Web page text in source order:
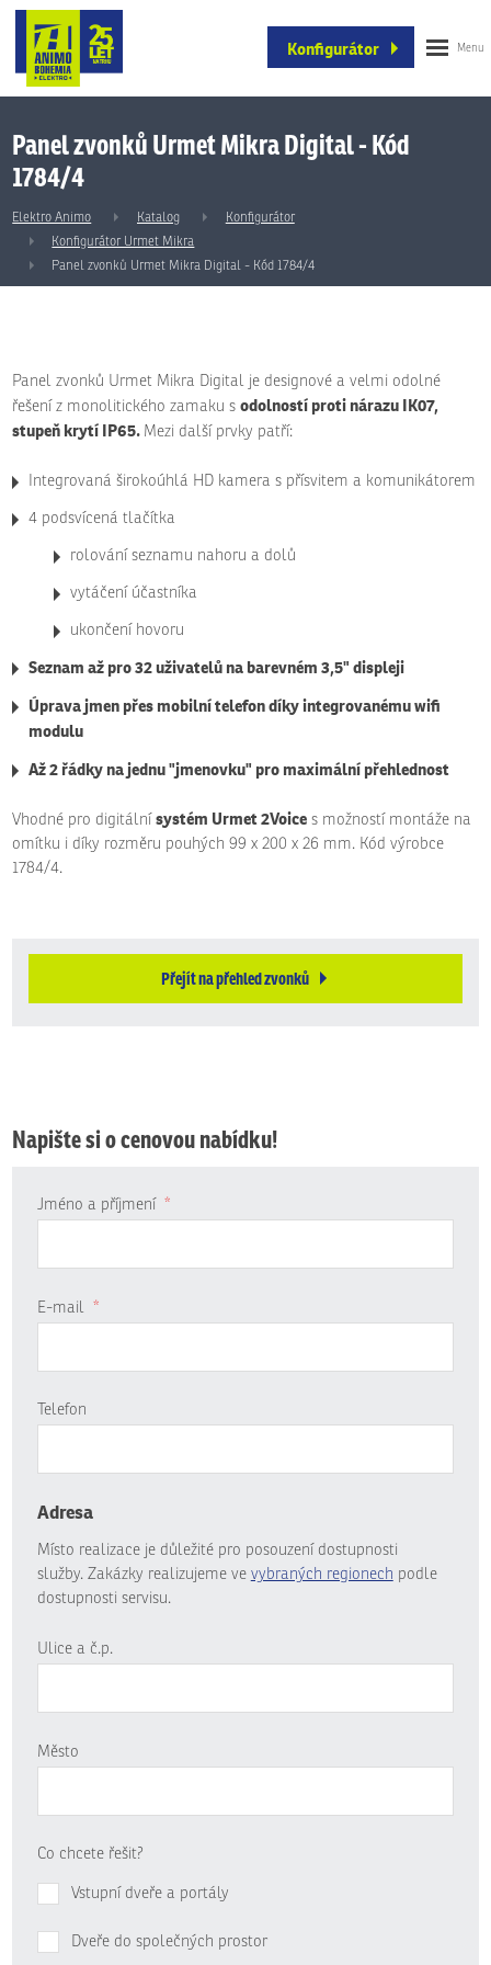
Konfigurátor
Panel zvonků Urmet Mikra Digital - Kód
1784/4
Elektro Animo Katalog
Konfigurátor
Konfigurátor Urmet Mikra
Panel zvonků Urmet Mikra Digital - Kód 1784/4
Panel zvonků Urmet Mikra Digital je designové a velmi odolné
řešení z monolitického zamaku sodolností proti nárazu IK07,
stupeň krytí IP65. Mezi další prvky patří:
Integrovaná širokoúhlá HD kamera s přísvitem a komunikátorem
4 podsvícená tlačítka
rolování seznamu nahoru a dolů
vytáčení účastníka
ukončení hovoru
Seznam až pro 32 uživatelů na barevném 3,5" displeji
Úprava jmen přes mobilní telefon díky integrovanému wifi
modulu
Až 2 řádky na jednu "jmenovku" pro maximální přehlednost
Vhodné pro digitálnísystém Urmet 2Voice s možností montáže na
omítku i díky rozměru pouhých 99 x 200 x 26 mm. Kód výrobce
1784/4.
Přejít na přehled zvonků
Napište si o cenovou nabídku!
Jméno a příjmení *
E-mail *
Telefon
Adresa
Místo realizace je důležité pro posouzení dostupnosti
služby. Zakázky realizujeme ve vybraných regionech podle
dostupnosti servisu.
Ulice a č.p.
Město
Co chcete řešit?
Vstupní dveře a portály
Dveře do společných prostor